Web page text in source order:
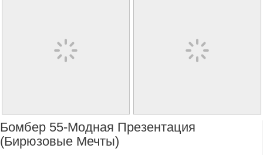
Бомбер 55-Модная Презентация
(бирюзовые Мечты)